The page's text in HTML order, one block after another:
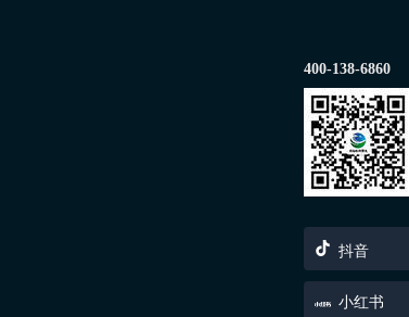
400-138-6860
抖音
小红书